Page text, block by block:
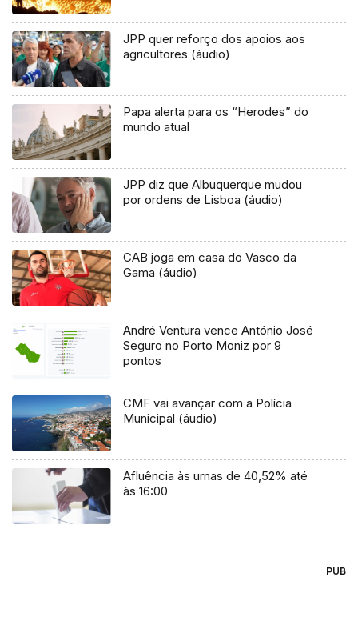
JPP quer reforço dos apoios aos
agricultores (áudio)
Papa alerta para os “Herodes” do
mundo atual
JPP diz que Albuquerque mudou
por ordens de Lisboa (áudio)
CAB joga em casa do Vasco da
Gama (áudio)
André Ventura vence António José
Seguro no Porto Moniz por 9
pontos
CMF vai avançar com a Polícia
Municipal (áudio)
Afluência às urnas de 40,52% até
às 16:00
PUB